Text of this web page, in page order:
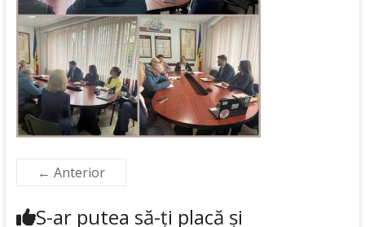
← Anterior
S-ar putea să-ți placă și